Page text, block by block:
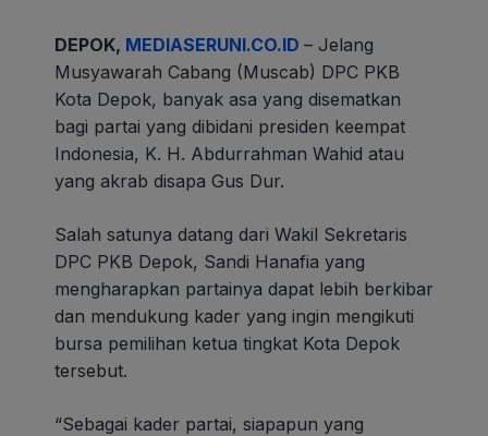
DEPOK, MEDIASERUNI.CO.ID – Jelang
Musyawarah Cabang (Muscab) DPC PKB
Kota Depok, banyak asa yang disematkan
bagi partai yang dibidani presiden keempat
Indonesia, K. H. Abdurrahman Wahid atau
yang akrab disapa Gus Dur.
Salah satunya datang dari Wakil Sekretaris
DPC PKB Depok, Sandi Hanafia yang
mengharapkan partainya dapat lebih berkibar
dan mendukung kader yang ingin mengikuti
bursa pemilihan ketua tingkat Kota Depok
tersebut.
“Sebagai kader partai, siapapun yang